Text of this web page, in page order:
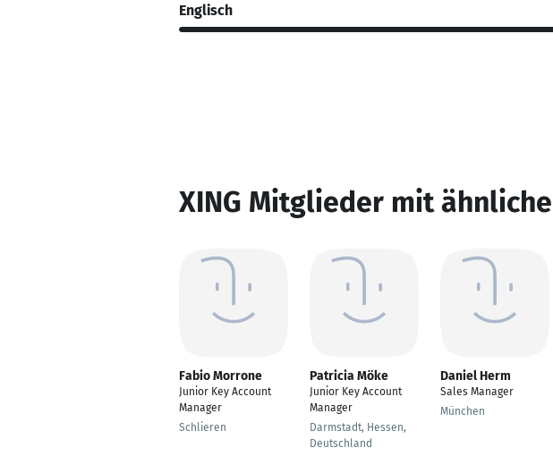
Englisch
XING Mitglieder mit
Fabio Morrone
Junior Key Account
Manager
Schlieren
Patricia Möke
Junior Key Account
Manager
Darmstadt, Hessen,
Deutschland
Daniel Herm
Sales Manager
München